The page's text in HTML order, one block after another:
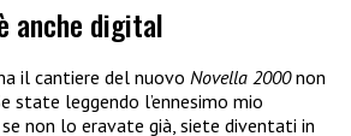
anche digital
il cantiere del nuovo Novella 2000non
state leggendo l’ennesimo mio
se non lo eravate già, siete diventati in